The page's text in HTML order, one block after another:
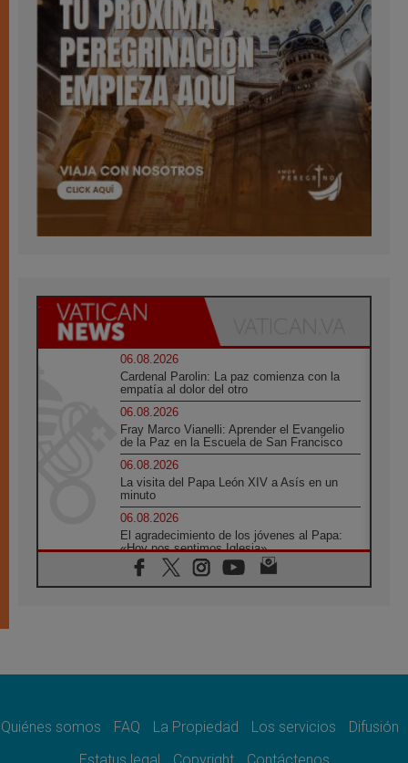
06.08.2026
Cardenal Parolin: La paz comienza con la
empatía al dolor del otro
06.08.2026
Fray Marco Vianelli: Aprender el Evangelio
de la Paz en la Escuela de San Francisco
06.08.2026
La visita del Papa León XIV a Asís en un
minuto
06.08.2026
El agradecimiento de los jóvenes al Papa:
«Hoy nos sentimos Iglesia»
06.08.2026
Líbano: Reanudan los coloquios en Roma en
paz
Sturla: La visita de León XIV será una buena
Quiénes somos FAQ La Propiedad Los servicios
Difusión